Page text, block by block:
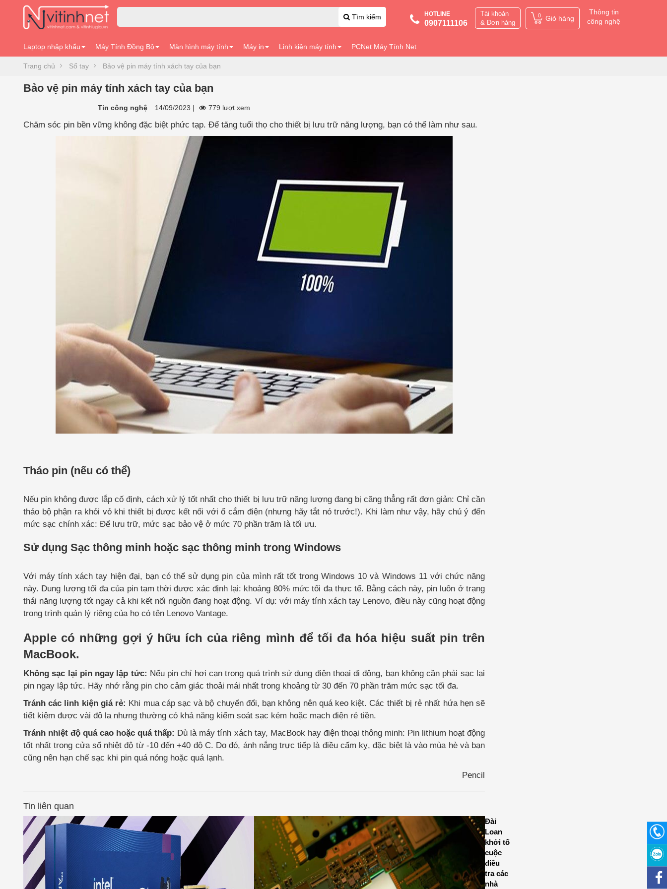
Tìm kiếm HOTLINE
0907111106
Tài khoản
& Đơn hàng
0 Giỏ hàng
Thông tin
công nghệ
Laptop nhập khẩu Máy Tính Đồng Bộ Màn hình máy tính Máy in Linh kiện máy tính PCNet Máy Tính Net
Trang chủ Sổ tay Bảo vệ pin máy tính xách tay của bạn
Bảo vệ pin máy tính xách tay của bạn
Tin công nghệ 14/09/2023 | 779 lượt xem
Chăm sóc pin bền vững không đặc biệt phức tạp. Để tăng tuổi thọ cho thiết bị lưu trữ năng lượng, bạn có thể làm như sau.
Tháo pin (nếu có thể)
Nếu pin không được lắp cố định, cách xử lý tốt nhất cho thiết bị lưu trữ năng lượng đang bị căng thẳng rất đơn giản: Chỉ cần
tháo bộ phận ra khỏi vỏ khi thiết bị được kết nối với ổ cắm điện (nhưng hãy tắt nó trước!). Khi làm như vậy, hãy chú ý đến
mức sạc chính xác: Để lưu trữ, mức sạc bảo vệ ở mức 70 phần trăm là tối ưu.
Sử dụng Sạc thông minh hoặc sạc thông minh trong Windows
Với máy tính xách tay hiện đại, bạn có thể sử dụng pin của mình rất tốt trong Windows 10 và Windows 11 với chức năng
này. Dung lượng tối đa của pin tạm thời được xác định lại: khoảng 80% mức tối đa thực tế. Bằng cách này, pin luôn ở trạng
thái năng lượng tốt ngay cả khi kết nối nguồn đang hoạt động. Ví dụ: với máy tính xách tay Lenovo, điều này cũng hoạt động
trong trình quản lý riêng của họ có tên Lenovo Vantage.
Apple có những gợi ý hữu ích của riêng mình để tối đa hóa hiệu suất pin trên
MacBook.
Không sạc lại pin ngay lập tức: Nếu pin chỉ hơi cạn trong quá trình sử dụng điện thoại di động, bạn không cần phải sạc lại
pin ngay lập tức. Hãy nhớ rằng pin cho cảm giác thoải mái nhất trong khoảng từ 30 đến 70 phần trăm mức sạc tối đa.
Tránh các linh kiện giá rẻ: Khi mua cáp sạc và bộ chuyển đổi, bạn không nên quá keo kiệt. Các thiết bị rẻ nhất hứa hẹn sẽ
tiết kiệm được vài đô la nhưng thường có khả năng kiểm soát sạc kém hoặc mạch điện rẻ tiền.
Tránh nhiệt độ quá cao hoặc quá thấp: Dù là máy tính xách tay, MacBook hay điện thoại thông minh: Pin lithium hoạt động
tốt nhất trong cửa sổ nhiệt độ từ -10 đến +40 độ C. Do đó, ánh nắng trực tiếp là điều cấm kỵ, đặc biệt là vào mùa hè và bạn
cũng nên hạn chế sạc khi pin quá nóng hoặc quá lạnh.
Pencil
Tin liên quan
Intel
GPU
với
Đài
Loan
khởi tố
cuộc
điều
tra các
nhà